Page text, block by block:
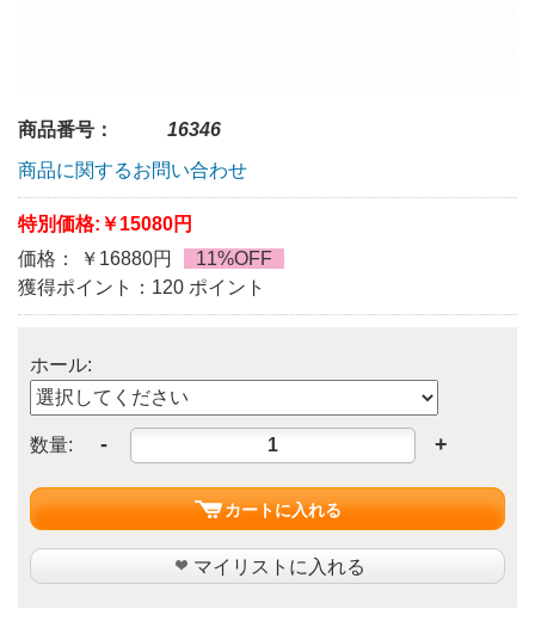
商品番号：
16346
商品に関するお問い合わせ
特別価格: ￥15080円
価格： ￥16880円
11%OFF
獲得ポイント：120 ポイント
ホール:
数量: - +
カートに入れる
マイリストに入れる